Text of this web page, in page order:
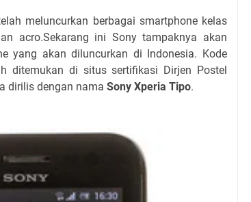
meluncurkan berbagai smartphone kelas
acro.Sekarang ini Sony tampaknya akan
yang akan diluncurkan di Indonesia. Kode
ditemukan di situs sertifikasi Dirjen Postel
dirilis dengan nama Sony Xperia Tipo.